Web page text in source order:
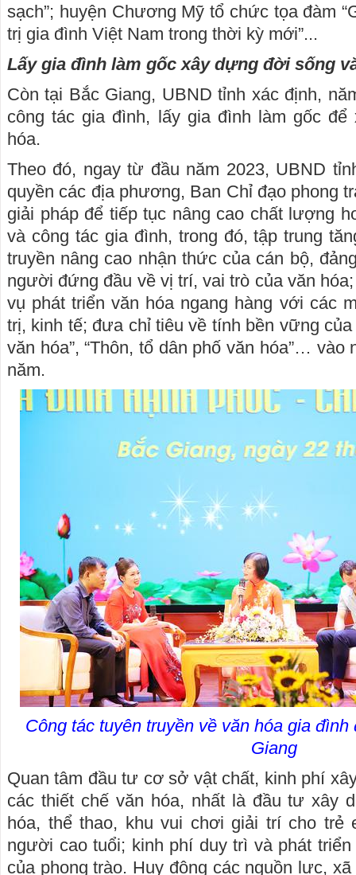
sạch”; huyện Chương Mỹ tổ chức tọa đàm
trị gia đình Việt Nam trong thời kỳ mới”...
Lấy gia đình làm gốc xây dựng đời sống
Còn tại Bắc Giang, UBND tỉnh xác định,
công tác gia đình, lấy gia đình làm gốc
hóa.
Theo đó, ngay từ đầu năm 2023, UBND
quyền các địa phương, Ban Chỉ đạo phong
giải pháp để tiếp tục nâng cao chất lượng
và công tác gia đình, trong đó, tập trung
truyền nâng cao nhận thức của cán bộ,
người đứng đầu về vị trí, vai trò của văn
vụ phát triển văn hóa ngang hàng với các
trị, kinh tế; đưa chỉ tiêu về tính bền vững của
văn hóa”, “Thôn, tổ dân phố văn hóa”… vào
năm.
Công tác tuyên truyền về văn hóa gia
Giang
Quan tâm đầu tư cơ sở vật chất, kinh phí
các thiết chế văn hóa, nhất là đầu tư xây
hóa, thể thao, khu vui chơi giải trí cho trẻ
người cao tuổi; kinh phí duy trì và phát
của phong trào. Huy động các nguồn lực,